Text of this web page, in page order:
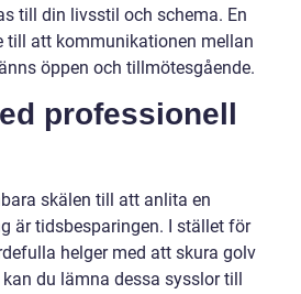
till din livsstil och schema. En
till att kommunikationen mellan
öppen och tillmötesgående.
professionell
skälen till att anlita en
är tidsbesparingen. I stället för
helger med att skura golv
du lämna dessa sysslor till